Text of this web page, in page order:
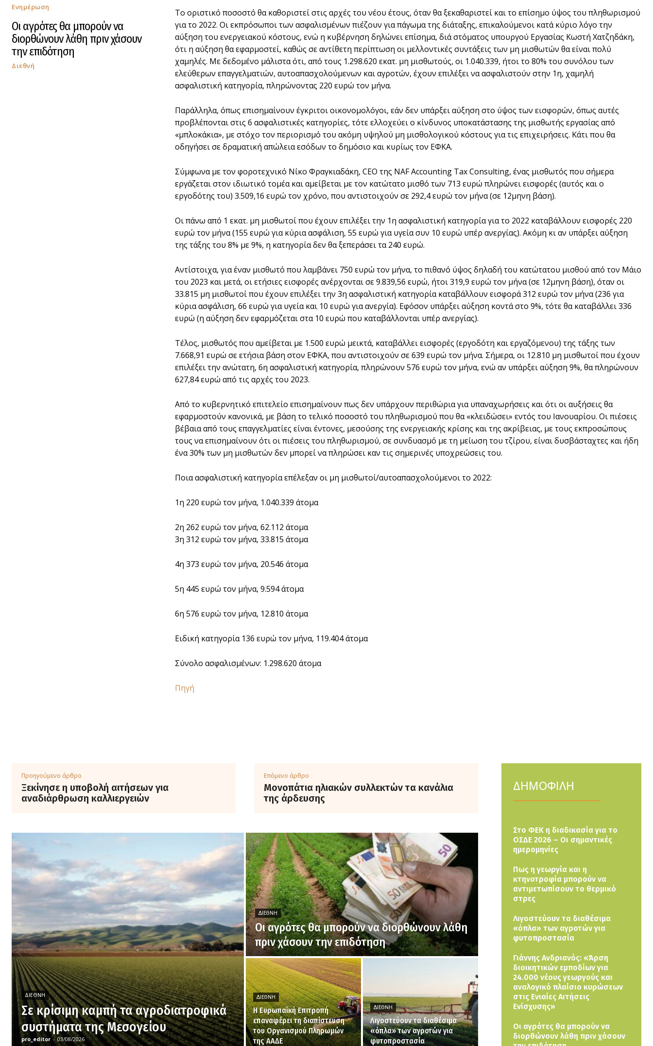
Ενημέρωση
Οι αγρότες θα μπορούν να
διορθώνουν λάθη πριν χάσουν
την επιδότηση
Διεθνή
Το οριστικό ποσοστό θα καθοριστεί στις αρχές του νέου έτους, όταν θα ξεκαθαριστεί και το επίσημο ύψος του πληθωρισμού
για το 2022. Οι εκπρόσωποι των ασφαλισμένων πιέζουν για πάγωμα της διάταξης, επικαλούμενοι κατά κύριο λόγο την
αύξηση του ενεργειακού κόστους, ενώ η κυβέρνηση δηλώνει επίσημα, διά στόματος υπουργού Εργασίας Κωστή Χατζηδάκη,
ότι η αύξηση θα εφαρμοστεί, καθώς σε αντίθετη περίπτωση οι μελλοντικές συντάξεις των μη μισθωτών θα είναι πολύ
χαμηλές. Με δεδομένο μάλιστα ότι, από τους 1.298.620 εκατ. μη μισθωτούς, οι 1.040.339, ήτοι το 80% του συνόλου των
ελεύθερων επαγγελματιών, αυτοαπασχολούμενων και αγροτών, έχουν επιλέξει να ασφαλιστούν στην 1η, χαμηλή
ασφαλιστική κατηγορία, πληρώνοντας 220 ευρώ τον μήνα.
Παράλληλα, όπως επισημαίνουν έγκριτοι οικονομολόγοι, εάν δεν υπάρξει αύξηση στο ύψος των εισφορών, όπως αυτές
προβλέπονται στις 6 ασφαλιστικές κατηγορίες, τότε ελλοχεύει ο κίνδυνος υποκατάστασης της μισθωτής εργασίας από
«μπλοκάκια», με στόχο τον περιορισμό του ακόμη υψηλού μη μισθολογικού κόστους για τις επιχειρήσεις. Κάτι που θα
οδηγήσει σε δραματική απώλεια εσόδων το δημόσιο και κυρίως τον ΕΦΚΑ.
Σύμφωνα με τον φοροτεχνικό Νίκο Φραγκιαδάκη, CEO της NAF Accounting Tax Consulting, ένας μισθωτός που σήμερα
εργάζεται στον ιδιωτικό τομέα και αμείβεται με τον κατώτατο μισθό των 713 ευρώ πληρώνει εισφορές (αυτός και ο
εργοδότης του) 3.509,16 ευρώ τον χρόνο, που αντιστοιχούν σε 292,4 ευρώ τον μήνα (σε 12μηνη βάση).
Οι πάνω από 1 εκατ. μη μισθωτοί που έχουν επιλέξει την 1η ασφαλιστική κατηγορία για το 2022 καταβάλλουν εισφορές 220
ευρώ τον μήνα (155 ευρώ για κύρια ασφάλιση, 55 ευρώ για υγεία συν 10 ευρώ υπέρ ανεργίας). Ακόμη κι αν υπάρξει αύξηση
της τάξης του 8% με 9%, η κατηγορία δεν θα ξεπεράσει τα 240 ευρώ.
Αντίστοιχα, για έναν μισθωτό που λαμβάνει 750 ευρώ τον μήνα, το πιθανό ύψος δηλαδή του κατώτατου μισθού από τον Μάιο
του 2023 και μετά, οι ετήσιες εισφορές ανέρχονται σε 9.839,56 ευρώ, ήτοι 319,9 ευρώ τον μήνα (σε 12μηνη βάση), όταν οι
33.815 μη μισθωτοί που έχουν επιλέξει την 3η ασφαλιστική κατηγορία καταβάλλουν εισφορά 312 ευρώ τον μήνα (236 για
κύρια ασφάλιση, 66 ευρώ για υγεία και 10 ευρώ για ανεργία). Εφόσον υπάρξει αύξηση κοντά στο 9%, τότε θα καταβάλλει 336
ευρώ (η αύξηση δεν εφαρμόζεται στα 10 ευρώ που καταβάλλονται υπέρ ανεργίας).
Τέλος, μισθωτός που αμείβεται με 1.500 ευρώ μεικτά, καταβάλλει εισφορές (εργοδότη και εργαζόμενου) της τάξης των
7.668,91 ευρώ σε ετήσια βάση στον ΕΦΚΑ, που αντιστοιχούν σε 639 ευρώ τον μήνα. Σήμερα, οι 12.810 μη μισθωτοί που έχουν
επιλέξει την ανώτατη, 6η ασφαλιστική κατηγορία, πληρώνουν 576 ευρώ τον μήνα, ενώ αν υπάρξει αύξηση 9%, θα πληρώνουν
627,84 ευρώ από τις αρχές του 2023.
Από το κυβερνητικό επιτελείο επισημαίνουν πως δεν υπάρχουν περιθώρια για υπαναχωρήσεις και ότι οι αυξήσεις θα
εφαρμοστούν κανονικά, με βάση το τελικό ποσοστό του πληθωρισμού που θα «κλειδώσει» εντός του Ιανουαρίου. Οι πιέσεις
βέβαια από τους επαγγελματίες είναι έντονες, μεσούσης της ενεργειακής κρίσης και της ακρίβειας, με τους εκπροσώπους
τους να επισημαίνουν ότι οι πιέσεις του πληθωρισμού, σε συνδυασμό με τη μείωση του τζίρου, είναι δυσβάσταχτες και ήδη
ένα 30% των μη μισθωτών δεν μπορεί να πληρώσει καν τις σημερινές υποχρεώσεις του.
Ποια ασφαλιστική κατηγορία επέλεξαν οι μη μισθωτοί/αυτοαπασχολούμενοι το 2022:
1η 220 ευρώ τον μήνα, 1.040.339 άτομα
2η 262 ευρώ τον μήνα, 62.112 άτομα
3η 312 ευρώ τον μήνα, 33.815 άτομα
4η 373 ευρώ τον μήνα, 20.546 άτομα
5η 445 ευρώ τον μήνα, 9.594 άτομα
6η 576 ευρώ τον μήνα, 12.810 άτομα
Ειδική κατηγορία 136 ευρώ τον μήνα, 119.404 άτομα
Σύνολο ασφαλισμένων: 1.298.620 άτομα
Πηγή
Προηγούμενο άρθρο
Ξεκίνησε η υποβολή αιτήσεων για
αναδιάρθρωση καλλιεργειών
Επόμενο άρθρο
Μονοπάτια ηλιακών συλλεκτών τα κανάλια
της άρδευσης
ΔΙΕΘΝΉ
Σε κρίσιμη καμπή τα αγροδιατροφικά
συστήματα της Μεσογείου
pro_editor - 03/08/2026
ΔΙΕΘΝΉ
Οι αγρότες θα μπορούν να διορθώνουν λάθη
πριν χάσουν την επιδότηση
ΔΙΕΘΝΉ
H Ευρωπαϊκή Επιτροπή
επαναφέρει τη διαπίστευση
του Οργανισμού Πληρωμών
της ΑΑΔΕ
ΔΙΕΘΝΉ
Λιγοστεύουν τα διαθέσιμα
«όπλα» των αγροτών για
φυτοπροστασία
ΔΗΜΟΦΙΛΗ
Στο ΦΕΚ η διαδικασία για το
ΟΣΔΕ 2026 – Οι σημαντικές
ημερομηνίες
Πως η γεωργία και η
κτηνοτροφία μπορούν να
αντιμετωπίσουν το θερμικό
στρες
Λιγοστεύουν τα διαθέσιμα
«όπλα» των αγροτών για
φυτοπροστασία
Γιάννης Ανδριανός: «Άρση
διοικητικών εμποδίων για
24.000 νέους γεωργούς και
αναλογικό πλαίσιο κυρώσεων
στις Ενιαίες Αιτήσεις
Ενίσχυσης»
Οι αγρότες θα μπορούν να
διορθώνουν λάθη πριν χάσουν